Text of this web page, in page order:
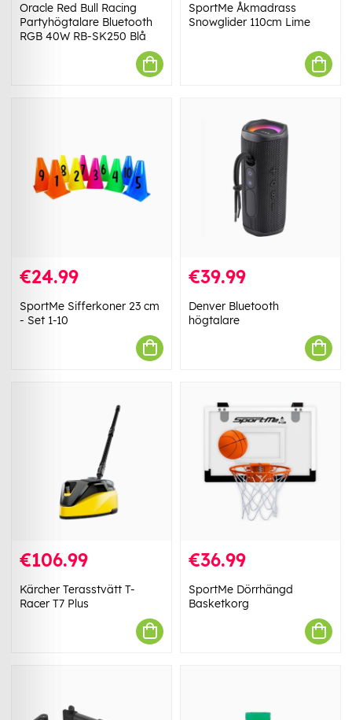
Oracle Red Bull Racing
Partyhögtalare Bluetooth
RGB 40W RB-SK250 Blå
SportMe Åkmadrass
Snowglider 110cm Lime
€24.99
SportMe Sifferkoner 23 cm
- Set 1-10
€39.99
Denver Bluetooth
högtalare
€106.99
Kärcher Terasstvätt T-
Racer T7 Plus
€36.99
SportMe Dörrhängd
Basketkorg